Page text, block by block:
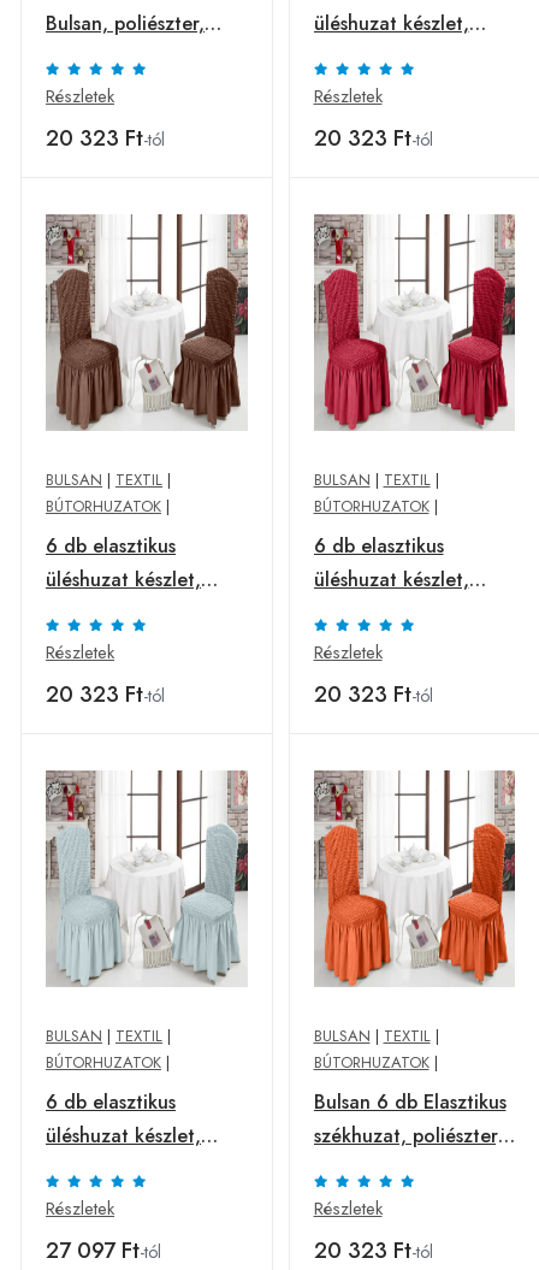
Bulsan, poliészter,
rózsaszín
Részletek
20 323 Ft-tól
üléshuzat készlet,
Bulsan, poliészter,
antracitszürke
Részletek
20 323 Ft-tól
BULSAN | TEXTIL |
BÚTORHUZATOK |
6 db elasztikus
üléshuzat készlet,
Bulsan, poliészter,
barna
Részletek
20 323 Ft-tól
BULSAN | TEXTIL|
BÚTORHUZATOK|
6 db elasztikus
üléshuzat készlet,
Bulsan, poliészter,
piros
Részletek
20 323 Ft-tól
BULSAN | TEXTIL |
BÚTORHUZATOK |
6 db elasztikus
üléshuzat készlet,
Bulsan, poliészter,
szürke
Részletek
27 097 Ft-tól
BULSAN | TEXTIL|
BÚTORHUZATOK|
Bulsan 6 db Elasztikus
székhuzat, poliészter,
téglaszín
Részletek
20 323 Ft-tól